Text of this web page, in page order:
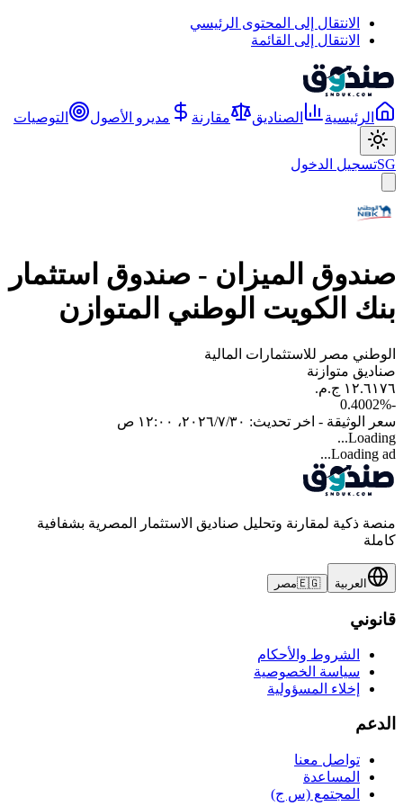
الانتقال إلى المحتوى الرئيسي
الانتقال إلى القائمة
الرئيسية الصناديق مقارنة مديرو الأصول التوصيات
SGتسجيل الدخول
صندوق الميزان - صندوق استثمار
بنك الكويت الوطني المتوازن
الوطني مصر للاستثمارات المالية
صناديق متوازنة
-0.4002
%
سعر الوثيقة - اخر تحديث: ٣٠‏/٧‏/٢٠٢٦، ١٢:٠٠ ص
Loading...
Loading ad...
منصة ذكية لمقارنة وتحليل صناديق الاستثمار المصرية بشفافية
كاملة
العربية 🇪🇬مصر
قانوني
الشروط والأحكام
سياسة الخصوصية
إخلاء المسؤولية
الدعم
تواصل معنا
المساعدة
المجتمع (س ج)